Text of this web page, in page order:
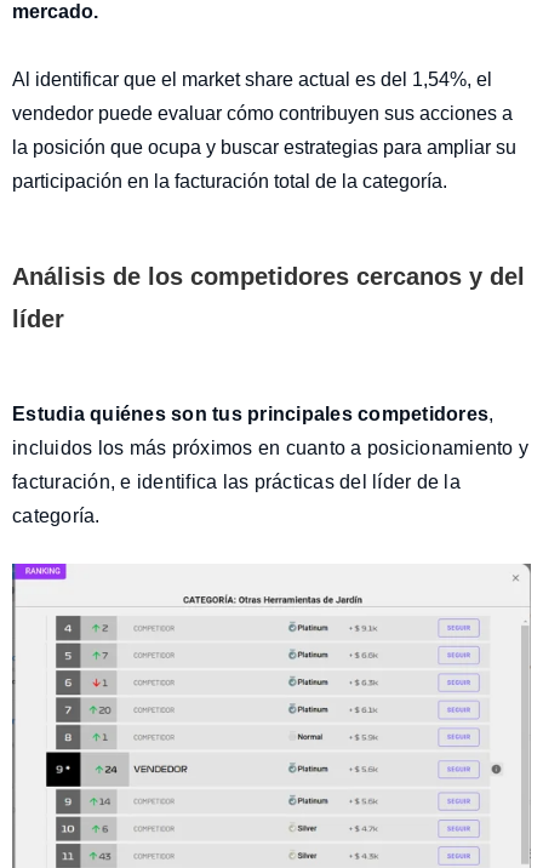
mercado.
Al identificar que el market share actual es del 1,54%, el
vendedor puede evaluar cómo contribuyen sus acciones a
la posición que ocupa y buscar estrategias para ampliar su
participación en la facturación total de la categoría.
Análisis de los competidores cercanos y del
líder
Estudia quiénes son tus principales competidores,
incluidos los más próximos en cuanto a posicionamiento y
facturación, e identifica las prácticas del líder de la
categoría.